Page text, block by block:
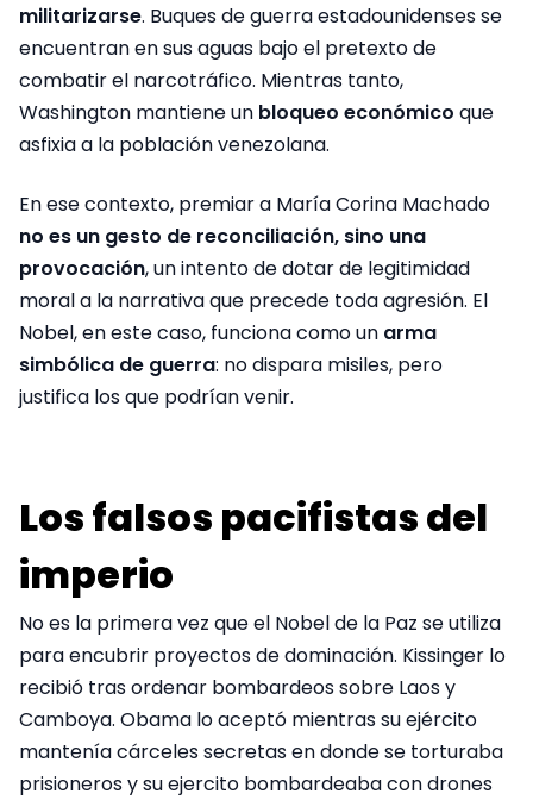
militarizarse. Buques de guerra estadounidenses se
encuentran en sus aguas bajo el pretexto de
combatir el narcotráfico. Mientras tanto,
Washington mantiene un bloqueo económico que
asfixia a la población venezolana.
En ese contexto, premiar a María Corina Machado
no es un gesto de reconciliación, sino una
provocación, un intento de dotar de legitimidad
moral a la narrativa que precede toda agresión. El
Nobel, en este caso, funciona como un arma
simbólica de guerra: no dispara misiles, pero
justifica los que podrían venir.
Los falsos pacifistas del
imperio
No es la primera vez que el Nobel de la Paz se utiliza
para encubrir proyectos de dominación. Kissinger lo
recibió tras ordenar bombardeos sobre Laos y
Camboya. Obama lo aceptó mientras su ejército
mantenía cárceles secretas en donde se torturaba
prisioneros y su ejercito bombardeaba con drones